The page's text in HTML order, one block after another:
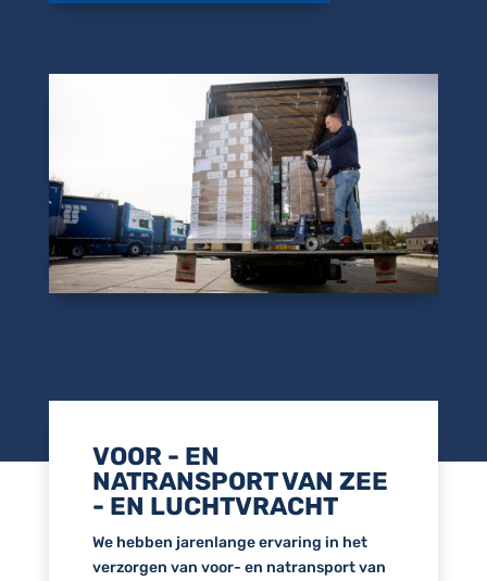
VOOR - EN
NATRANSPORT VAN ZEE
- EN LUCHTVRACHT
We hebben jarenlange ervaring in het
verzorgen van voor- en natransport van